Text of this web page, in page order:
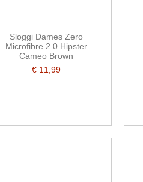
Sloggi Dames Zero
Microfibre 2.0 Hipster
Cameo Brown
€ 11,99